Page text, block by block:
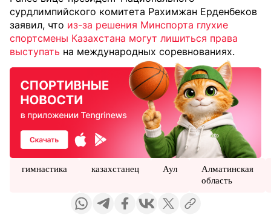
сурдлимпийского комитета Рахимжан Ерденбеков
заявил, что из-за решения Минспорта глухие
спортсмены Казахстана могут лишиться права
выступать на международных соревнованиях.
гимнастика казахстанец Аул
Алматинская
область